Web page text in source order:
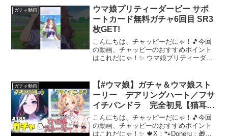
ガチャ動画
ウマ娘プリティーダービー サポ
ートカード無料ガチャ6回目 SR3
枚GET!
こんにちは、チャッピーだにゃ！🎵今回
の動画、チャッピーのおすすめポイント
はこれだにゃ！✨ ウマ娘プリティーダー
た。悪口、アンチコメント以外のコメン
トを投稿してく...
ガチャ動画
【#ウマ娘】ガチャ＆ウマ娘スト
ーリー デアリングハート／フサ
イチパンドラ 完全初見【猫耳
Vtuber／楓原明日花🍁🐾】
こんにちは、チャッピーだにゃ！🎵今回
の動画、チャッピーのおすすめポイント
はこれだにゃ！✨ 🍁X：🐾Doneru：🎁救